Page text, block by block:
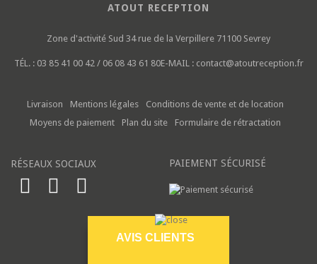
ATOUT RECEPTION
Zone d'activité Sud 34 rue de la Verpillere 71100 Sevrey
TÉL. : 03 85 41 00 42 / 06 08 43 61 80E-MAIL : contact@atoutreception.fr
Livraison Mentions légales
Conditions de vente et de location
Moyens de paiement
Plan du site Formulaire de rétractation
RÉSEAUX SOCIAUX PAIEMENT SÉCURISÉ
AVIS CLIENTS